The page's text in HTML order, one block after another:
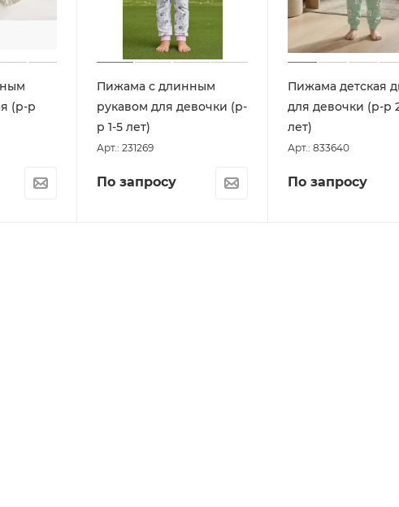
(р-р
Пижама с длинным
рукавом для девочки (р-
р 1-5 лет)
Арт.: 231269
По запросу
Пижама детская
для девочки (р-р
лет)
Арт.: 833640
По запросу